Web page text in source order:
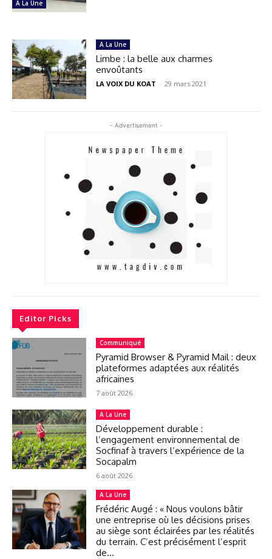
A La Une
A La Une
Limbe : la belle aux charmes
envoûtants
LA VOIX DU KOAT - 29 mars 2021
- Advertisement -
Editor Picks
Communiqué
Pyramid Browser & Pyramid Mail : deux
plateformes adaptées aux réalités
africaines
7 août 2026
A La Une
Développement durable :
l’engagement environnemental de
Socfinaf à travers l’expérience de la
Socapalm
6 août 2026
A La Une
Frédéric Augé : « Nous voulons bâtir
une entreprise où les décisions prises
au siège sont éclairées par les réalités
du terrain. C’est précisément l’esprit
de...